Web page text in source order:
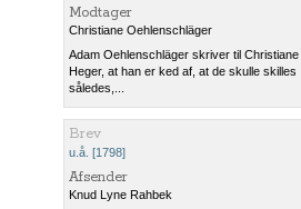
Modtager
Christiane Oehlenschläger
Adam Oehlenschläger skriver til Christiane
Heger, at han er ked af, at de skulle skilles
således,...
Brev
u.å. [1798]
Afsender
Knud Lyne Rahbek